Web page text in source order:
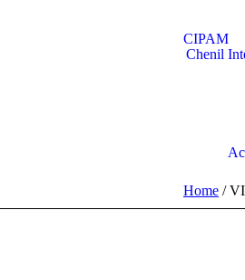
CIPAM
Chenil
Home /